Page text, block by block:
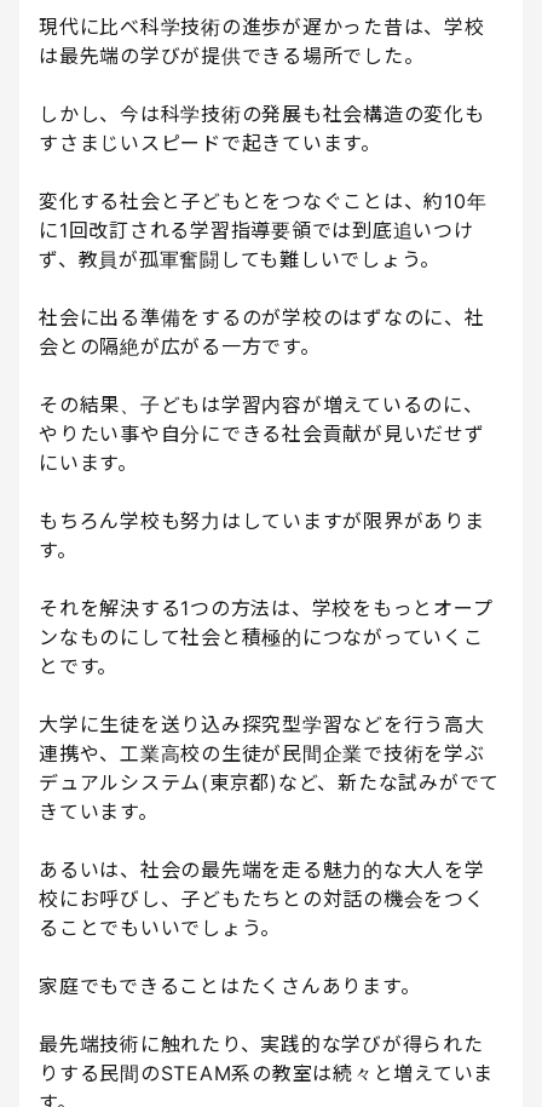
現代に比べ科学技術の進歩が遅かった昔は、学校
は最先端の学びが提供できる場所でした。
しかし、今は科学技術の発展も社会構造の変化も
すさまじいスピードで起きています。
変化する社会と子どもとをつなぐことは、約10年
に1回改訂される学習指導要領では到底追いつけ
ず、教員が孤軍奮闘しても難しいでしょう。
社会に出る準備をするのが学校のはずなのに、社
会との隔絶が広がる一方です。
その結果、子どもは学習内容が増えているのに、
やりたい事や自分にできる社会貢献が見いだせず
にいます。
もちろん学校も努力はしていますが限界がありま
す。
それを解決する1つの方法は、学校をもっとオープ
ンなものにして社会と積極的につながっていくこ
とです。
大学に生徒を送り込み探究型学習などを行う高大
連携や、工業高校の生徒が民間企業で技術を学ぶ
デュアルシステム(東京都)など、新たな試みがでて
きています。
あるいは、社会の最先端を走る魅力的な大人を学
校にお呼びし、子どもたちとの対話の機会をつく
ることでもいいでしょう。
家庭でもできることはたくさんあります。
最先端技術に触れたり、実践的な学びが得られた
りする民間のSTEAM系の教室は続々と増えていま
す。